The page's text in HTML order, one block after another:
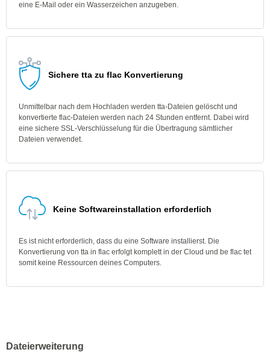
eine E-Mail oder ein Wasserzeichen anzugeben.
Sichere tta zu flac Konvertierung
Unmittelbar nach dem Hochladen werden tta-Dateien gelöscht und
konvertierte flac-Dateien werden nach 24 Stunden entfernt. Dabei wird
eine sichere SSL-Verschlüsselung für die Übertragung sämtlicher
Dateien verwendet.
Keine Softwareinstallation erforderlich
Es ist nicht erforderlich, dass du eine Software installierst. Die
Konvertierung von tta in flac erfolgt komplett in der Cloud und be flac tet
somit keine Ressourcen deines Computers.
Dateierweiterung